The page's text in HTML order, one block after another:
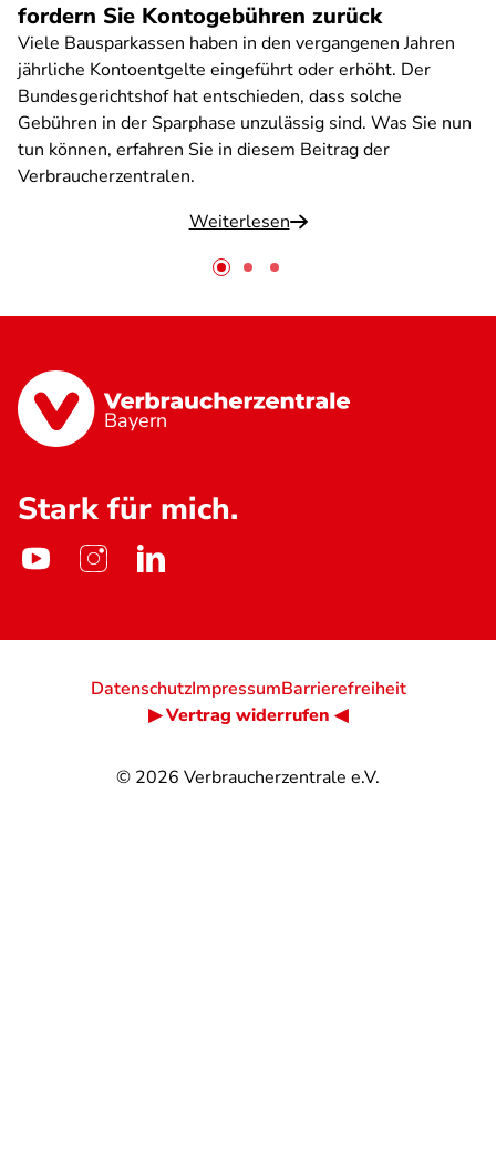
fordern Sie Kontogebühren zurück
Viele Bausparkassen haben in den vergangenen Jahren
jährliche Kontoentgelte eingeführt oder erhöht. Der
Bundesgerichtshof hat entschieden, dass solche
Gebühren in der Sparphase unzulässig sind. Was Sie nun
tun können, erfahren Sie in diesem Beitrag der
Verbraucherzentralen.
Weiterlesen
Bayern
Stark für mich.
© 2026 Verbraucherzentrale e.V.
DatenschutzImpressumBarrierefreiheit
▶ Vertrag widerrufen ◀